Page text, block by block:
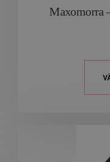
Maxomorra